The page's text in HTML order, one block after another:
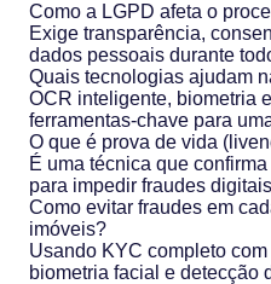
Como a LGPD afeta o
Exige transparência,
dados pessoais durante
Quais tecnologias ajudam
OCR inteligente, biometria
ferramentas-chave para
O que é prova de vida
É uma técnica que
para impedir fraudes
Como evitar fraudes em
imóveis?
Usando KYC completo
biometria facial e detecção